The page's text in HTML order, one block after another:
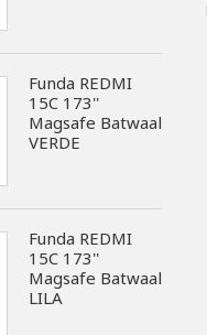
Funda REDMI
15C 173''
Magsafe Batwaal
VERDE
Funda REDMI
15C 173''
Magsafe Batwaal
LILA